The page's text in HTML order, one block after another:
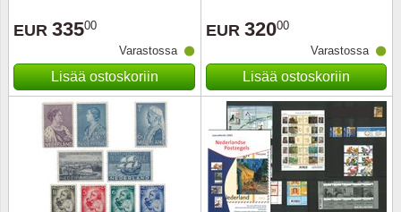
EUR 33500
Varastossa
Lisää ostoskoriin
EUR 32000
Varastossa
Lisää ostoskoriin